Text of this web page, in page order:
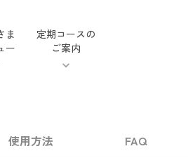
ま
ー
定期コースの
ご案内
使用方法 FAQ